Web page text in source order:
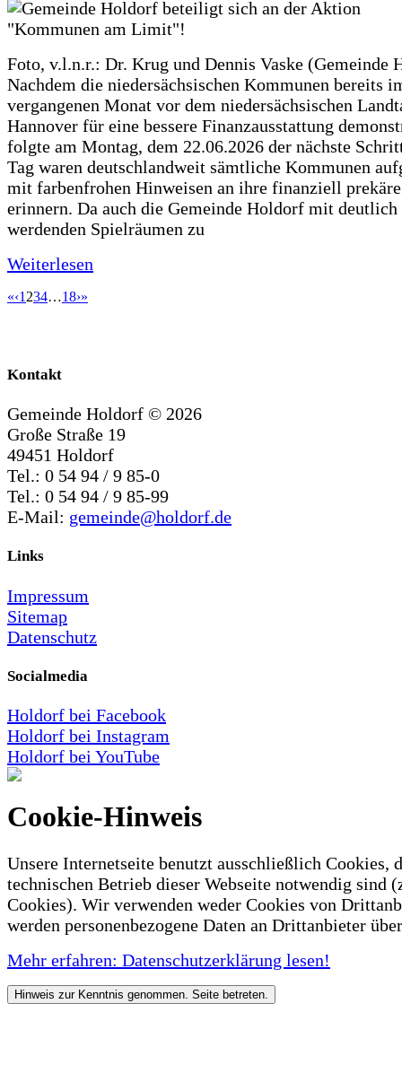
Foto, v.l.n.r.: Dr. Krug und Dennis Vaske (Gemeinde
Nachdem die niedersächsischen Kommunen bereits
vergangenen Monat vor dem niedersächsischen
Hannover für eine bessere Finanzausstattung
folgte am Montag, dem 22.06.2026 der nächste
Tag waren deutschlandweit sämtliche Kommunen
mit farbenfrohen Hinweisen an ihre finanziell
erinnern. Da auch die Gemeinde Holdorf mit deutlich
werdenden Spielräumen zu
Weiterlesen
«‹1 234…18›»
Kontakt
Gemeinde Holdorf © 2026
Große Straße 19
49451 Holdorf
Tel.: 0 54 94 / 9 85-0
Tel.: 0 54 94 / 9 85-99
E-Mail: gemeinde@holdorf.de
Links
Impressum
Sitemap
Datenschutz
Socialmedia
Holdorf bei Facebook
Holdorf bei Instagram
Holdorf bei YouTube
Cookie-Hinweis
Unsere Internetseite benutzt ausschließlich Cookies,
technischen Betrieb dieser Webseite notwendig sind
Cookies). Wir verwenden weder Cookies von
werden personenbezogene Daten an Drittanbieter
Mehr erfahren: Datenschutzerklärung lesen!
Hinweis zur Kenntnis genommen. Seite betreten.